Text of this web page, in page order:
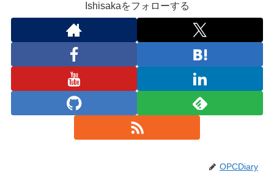
Ishisakaをフォローする
OPCDiary